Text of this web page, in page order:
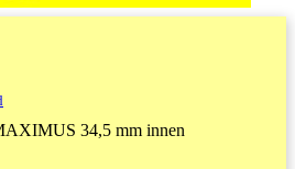
34,5 mm innen